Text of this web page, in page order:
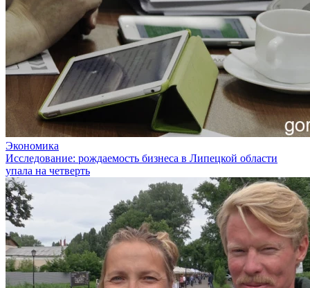
Экономика
Исследование: рождаемость бизнеса в Липецкой области
упала на четверть